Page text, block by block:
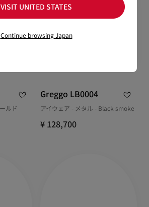
ルド
Greggo LB0004
アイウェア - メタル - Black smoke
¥ 128,700
VISIT UNITED STATES
Continue browsing Japan